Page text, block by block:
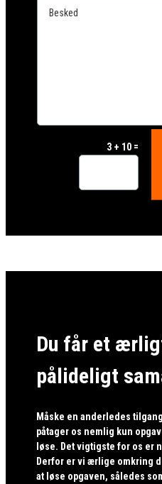
3 + 10=
Du får et
pålideligt
Måske en anderledes
påtager os nemlig kun
løse. Det vigtigste for os er
Derfor er vi ærlige omkring
at løse opgaven, således